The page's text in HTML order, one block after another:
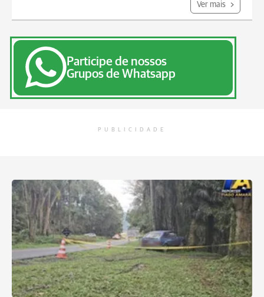
Ver mais
Participe de nossos
Grupos de Whatsapp
PUBLICIDADE